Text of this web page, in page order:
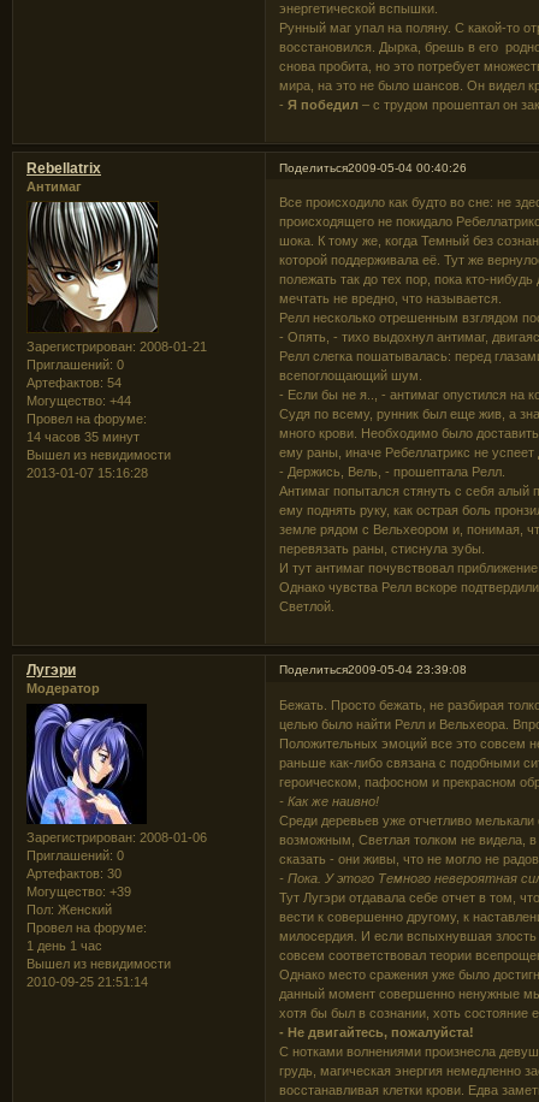
энергетической вспышки.
Рунный маг упал на поляну. С какой-то
восстановился. Дырка, брешь в его
снова пробита, но это потребует
мира, на это не было шансов. Он видел
-Я победил– с трудом прошептал он
Поделиться2009-05-04 00:40:26
Rebellatrix
Антимаг
Зарегистрирован: 2008-01-21
Приглашений: 0
Артефактов: 54
Могущество: +44
Провел на форуме:
14 часов 35 минут
Вышел из невидимости
2013-01-07 15:16:28
Все происходило как будто во сне: не
происходящего не покидало
шока. К тому же, когда Темный без
которой поддерживала её. Тут же
полежать так до тех пор, пока кто-
мечтать не вредно, что называется.
Релл несколько отрешенным взглядом
- Опять, - тихо выдохнул антимаг,
Релл слегка пошатывалась: перед
всепоглощающий шум.
- Если бы не я.., - антимаг опустился на
Судя по всему, рунник был еще жив, а
много крови. Необходимо было
ему раны, иначе Ребеллатрикс не
- Держись, Вель, - прошептала Релл.
Антимаг попытался стянуть с себя алый
ему поднять руку, как острая боль
земле рядом с Вельхеором и, понимая,
перевязать раны, стиснула зубы.
И тут антимаг почувствовал
Однако чувства Релл вскоре
Светлой.
Поделиться2009-05-04 23:39:08
Лугэри
Модератор
Зарегистрирован: 2008-01-06
Приглашений: 0
Артефактов: 30
Могущество: +39
Пол: Женский
Провел на форуме:
1 день 1 час
Вышел из невидимости
2010-09-25 21:51:14
Бежать. Просто бежать, не разбирая
целью было найти Релл и Вельхеора.
Положительных эмоций все это совсем
раньше как-либо связана с подобными
героическом, пафосном и прекрасном
- Как же наивно!
Среди деревьев уже отчетливо
возможным, Светлая толком не видела,
сказать - они живы, что не могло не
- Пока. У этого Темного невероятная
Тут Лугэри отдавала себе отчет в том,
вести к совершенно другому, к
милосердия. И если вспыхнувшая злость
совсем соответствовал теории
Однако место сражения уже было
данный момент совершенно ненужные
хотя бы был в сознании, хоть состояние
- Не двигайтесь, пожалуйста!
С нотками волнениями произнесла
грудь, магическая энергия немедленно
восстанавливая клетки крови. Едва